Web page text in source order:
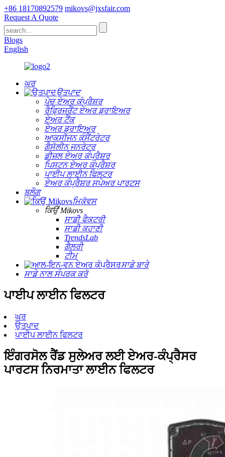
+86 18170892579 mikovs@jxsfair.com
Request A Quote
Blogs
English
ਘਰ
ਉਤਪਾਦ
ਪੇਚ ਏਅਰ ਕੰਪ੍ਰੈਸ਼ਰ
ਰੈਫ੍ਰਿਜਰੈਂਟ ਏਅਰ ਡ੍ਰਾਇਅਰ
ਏਅਰ ਟੈਂਕ
ਏਅਰ ਡ੍ਰਾਇਅਰ
ਆਕਸੀਜਨ ਕੰਸੈਂਟਰੇਟਰ
ਗੈਸੋਲੀਨ ਜਨਰੇਟਰ
ਡੀਜ਼ਲ ਏਅਰ ਕੰਪ੍ਰੈਸ਼ਰ
ਪਿਸਟਨ ਏਅਰ ਕੰਪ੍ਰੈਸ਼ਰ
ਪਾਈਪ ਲਾਈਨ ਫਿਲਟਰ
ਏਅਰ ਕੰਪ੍ਰੈਸ਼ਰ ਸਪੇਅਰ ਪਾਰਟਸ
ਬਲੌਗ
ਮਿਕੋਵਸ
ਕਿਉਂ Mikovs
ਸਾਡੀ ਫੈਕਟਰੀ
ਸਾਡੀ ਕਹਾਣੀ
TrendsLab
ਗੈਲਰੀ
ਟੀਮ
ਸਾਡੇ ਬਾਰੇ
ਸਾਡੇ ਨਾਲ ਸੰਪਰਕ ਕਰੋ
ਪਾਈਪ ਲਾਈਨ ਫਿਲਟਰ
ਘਰ
ਉਤਪਾਦ
ਪਾਈਪ ਲਾਈਨ ਫਿਲਟਰ
ਇੰਗਰਸੋਲ ਰੈਂਡ ਸੁਲੇਅਰ ਲਈ ਏਅਰ-ਕੰਪ੍ਰੈਸਰ
ਪਾਰਟਸ ਨਿਰਮਾਤਾ ਲਾਈਨ ਫਿਲਟਰ